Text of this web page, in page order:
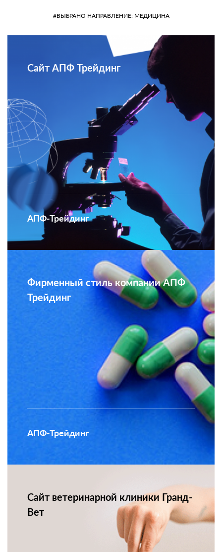
#ВЫБРАНО НАПРАВЛЕНИЕ: МЕДИЦИНА
Сайт АПФ Трейдинг
АПФ-Трейдинг
Фирменный стиль компании АПФ
Трейдинг
АПФ-Трейдинг
Сайт ветеринарной клиники Гранд-
Вет